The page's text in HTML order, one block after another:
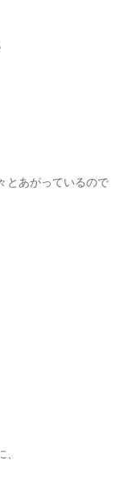
とあがっているので